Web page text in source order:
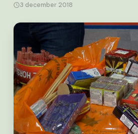
3 december 2018